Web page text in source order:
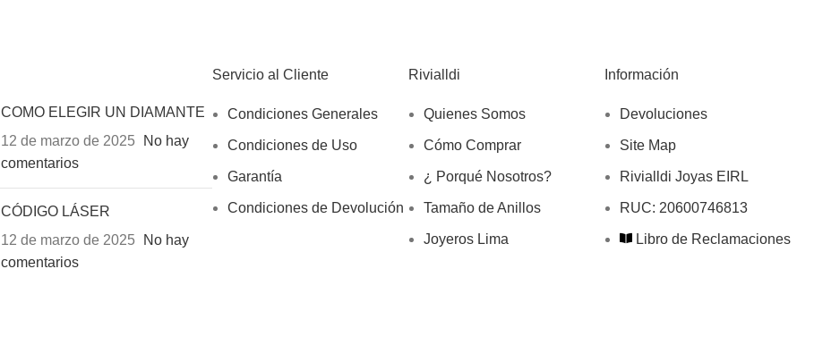
COMO ELEGIR UN DIAMANTE
12 de marzo de 2025
No hay
comentarios
CÓDIGO LÁSER
12 de marzo de 2025
No hay
comentarios
Servicio al Cliente
Condiciones Generales
Condiciones de Uso
Garantía
Condiciones de Devolución
Rivialldi
Quienes Somos
Cómo Comprar
¿ Porqué Nosotros?
Tamaño de Anillos
Joyeros Lima
Información
Devoluciones
Site Map
Rivialldi Joyas EIRL
RUC: 20600746813
Libro de Reclamaciones